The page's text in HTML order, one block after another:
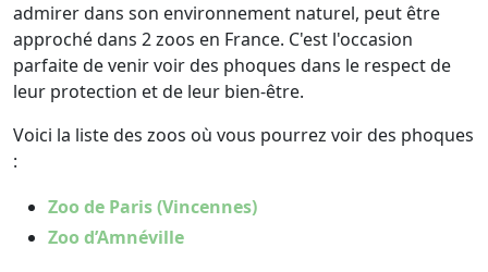
admirer dans son environnement naturel, peut être
approché dans 2 zoos en France. C'est l'occasion
parfaite de venir voir des phoques dans le respect de
leur protection et de leur bien-être.
Voici la liste des zoos où vous pourrez voir des phoques
:
Zoo de Paris (Vincennes)
Zoo d’Amnéville